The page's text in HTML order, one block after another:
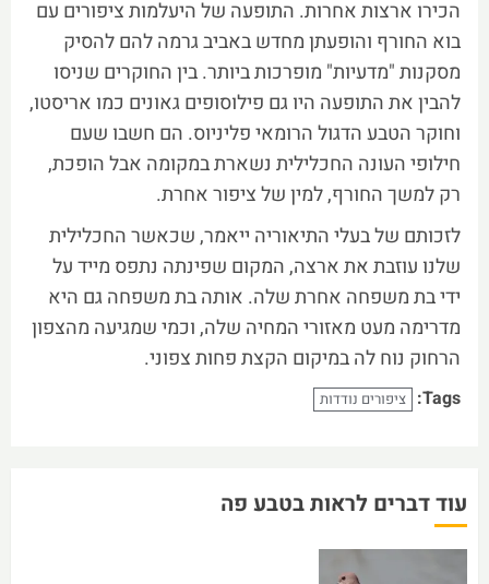
הכירו ארצות אחרות. התופעה של היעלמות ציפורים עם
בוא החורף והופעתן מחדש באביב גרמה להם להסיק
מסקנות "מדעיות" מופרכות ביותר. בין החוקרים שניסו
להבין את התופעה היו גם פילוסופים גאונים כמו אריסטו,
וחוקר הטבע הדגול הרומאי פליניוס. הם חשבו שעם
חילופי העונה החכלילית נשארת במקומה אבל הופכת,
רק למשך החורף, למין של ציפור אחרת.
לזכותם של בעלי התיאוריה ייאמר, שכאשר החכלילית
שלנו עוזבת את ארצה, המקום שפינתה נתפס מייד על
ידי בת משפחה אחרת שלה. אותה בת משפחה גם היא
מדרימה מעט מאזורי המחיה שלה, וכמי שמגיעה מהצפון
הרחוק נוח לה במיקום הקצת פחות צפוני.
Tags: ציפורים נודדות
עוד דברים לראות בטבע פה